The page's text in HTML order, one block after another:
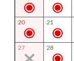
20 21
27 28